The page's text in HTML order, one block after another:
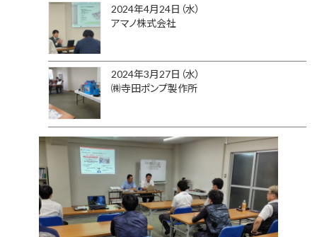
2024年4月24日（水）
アマノ株式会社
2024年3月27日（水）
㈱寺田ポンプ製作所